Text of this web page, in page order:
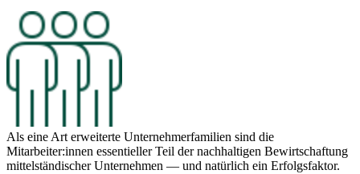
Als eine Art erweiterte Unternehmerfamilien sind die
Mitarbeiter:innen essentieller Teil der nachhaltigen Bewirtschaftung
mittelständischer Unternehmen — und natürlich ein Erfolgsfaktor.